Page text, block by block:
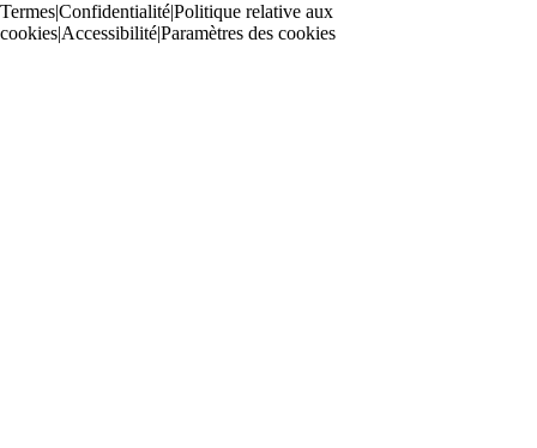
Termes|Confidentialité|Politique relative aux
cookies|Accessibilité|Paramètres des cookies